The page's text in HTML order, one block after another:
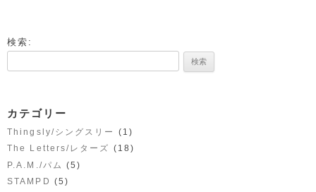
検索:
カテゴリー
Thingsly/シングスリー
(1)
The Letters/レターズ (18)
P.A.M./パム (5)
STAMPD (5)